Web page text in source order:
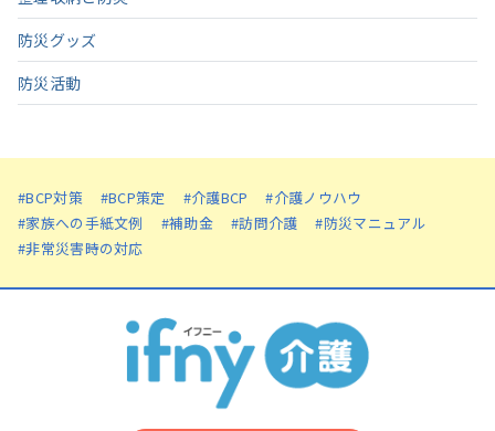
防災グッズ
防災活動
#BCP対策 #BCP策定 #介護BCP
#介護ノウハウ
#家族への手紙文例
#補助金 #訪問介護
#防災マニュアル
#非常災害時の対応